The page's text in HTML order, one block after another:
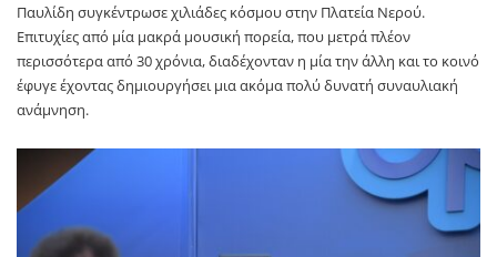
Παυλίδη συγκέντρωσε χιλιάδες κόσμου στην Πλατεία Νερού.
Επιτυχίες από μία μακρά μουσική πορεία, που μετρά πλέον
περισσότερα από 30 χρόνια, διαδέχονταν η μία την άλλη και το κοινό
έφυγε έχοντας δημιουργήσει μια ακόμα πολύ δυνατή συναυλιακή
ανάμνηση.